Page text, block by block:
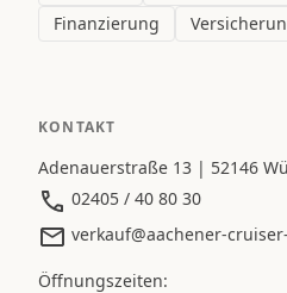
Finanzierung
KONTAKT
Adenauerstraße 13 | 52146
02405 / 40 80 30
verkauf@aachener-
Öffnungszeiten: